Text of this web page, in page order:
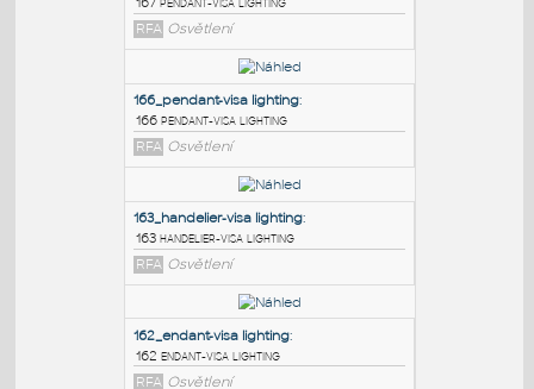
PODOBNÉ BLOKY
167_pendant-visa lighting
167 pendant-visa lighting
RFA Osvětlení
166_pendant-visa lighting:
166 pendant-visa lighting
RFA Osvětlení